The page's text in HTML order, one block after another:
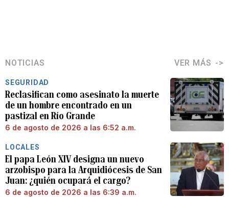
NOTICIAS VER MÁS
SEGURIDAD
Reclasifican como asesinato la muerte
de un hombre encontrado en un
pastizal en Río Grande
6 de agosto de 2026 a las 6:52 a.m.
LOCALES
El papa León XIV designa un nuevo
arzobispo para la Arquidiócesis de San
Juan: ¿quién ocupará el cargo?
6 de agosto de 2026 a las 6:39 a.m.